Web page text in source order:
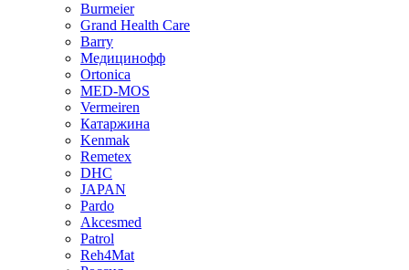
Burmeier
Grand Health Care
Barry
Медицинофф
Ortonica
MED-MOS
Vermeiren
Катаржина
Kenmak
Remetex
DHC
JAPAN
Pardo
Akcesmed
Patrol
Reh4Mat